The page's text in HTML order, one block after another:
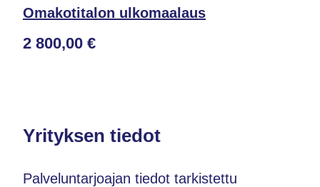
Omakotitalon ulkomaalaus
2 800,00 €
Yrityksen tiedot
Palveluntarjoajan tiedot tarkistettu